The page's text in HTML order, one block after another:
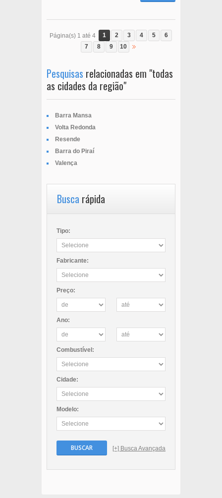
Página(s) 1 até 4 1 2 3 4 5
6
7
8 9 10
Pesquisas relacionadas em "todas
as cidades da região"
Barra Mansa
Volta Redonda
Resende
Barra do Piraí
Valença
Busca rápida
Tipo:
Fabricante:
Preço:
Ano:
Combustível:
Cidade:
Modelo:
BUSCAR [+] Busca Avançada